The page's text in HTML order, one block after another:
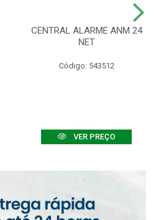
CENTRAL ALARME ANM 24
NET
Código: 543512
VER PREÇO